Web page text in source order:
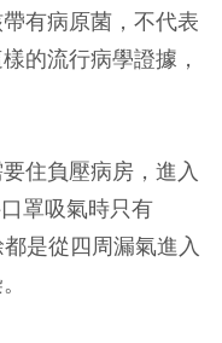
有病原菌，不代表
的流行病學證據，
住負壓病房，進入
罩吸氣時只有
是從四周漏氣進入